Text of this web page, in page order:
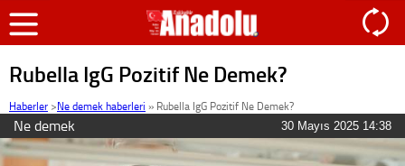
Rubella IgG Pozitif Ne Demek?
Haberler >Ne demek haberleri » Rubella IgG Pozitif Ne Demek?
Ne demek 30 Mayıs 2025 14:38